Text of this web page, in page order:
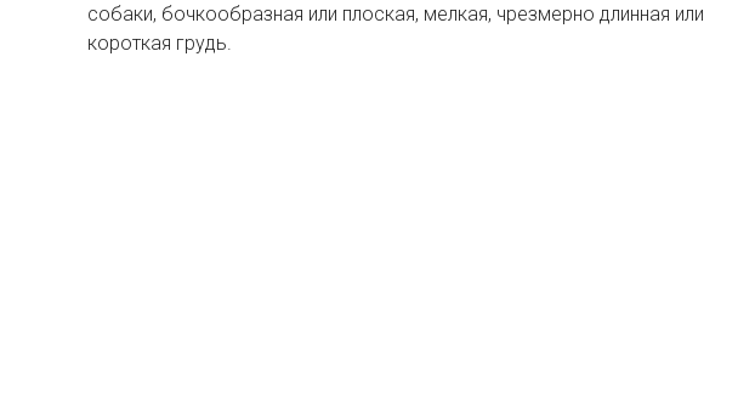
собаки, бочкообразная или плоская, мелкая, чрезмерно длинная или
короткая грудь.